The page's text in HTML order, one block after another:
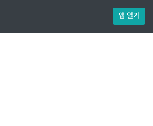
앱 열기